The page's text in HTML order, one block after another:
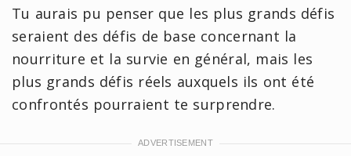
Tu aurais pu penser que les plus grands défis
seraient des défis de base concernant la
nourriture et la survie en général, mais les
plus grands défis réels auxquels ils ont été
confrontés pourraient te surprendre.